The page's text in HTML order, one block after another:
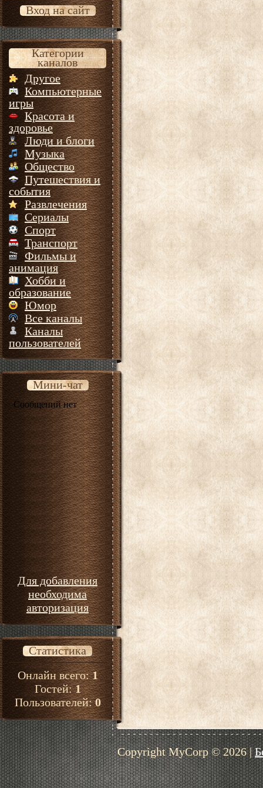
Вход на сайт
Категории
каналов
Другое
Компьютерные
игры
Красота и
здоровье
Люди и блоги
Музыка
Общество
Путешествия и
события
Развлечения
Сериалы
Спорт
Транспорт
Фильмы и
анимация
Хобби и
образование
Юмор
Все каналы
Каналы
пользователей
Мини-чат
Для добавления
необходима
авторизация
Статистика
Онлайн всего:1
Гостей:1
Пользователей:0
Copyright MyCorp © 2026|